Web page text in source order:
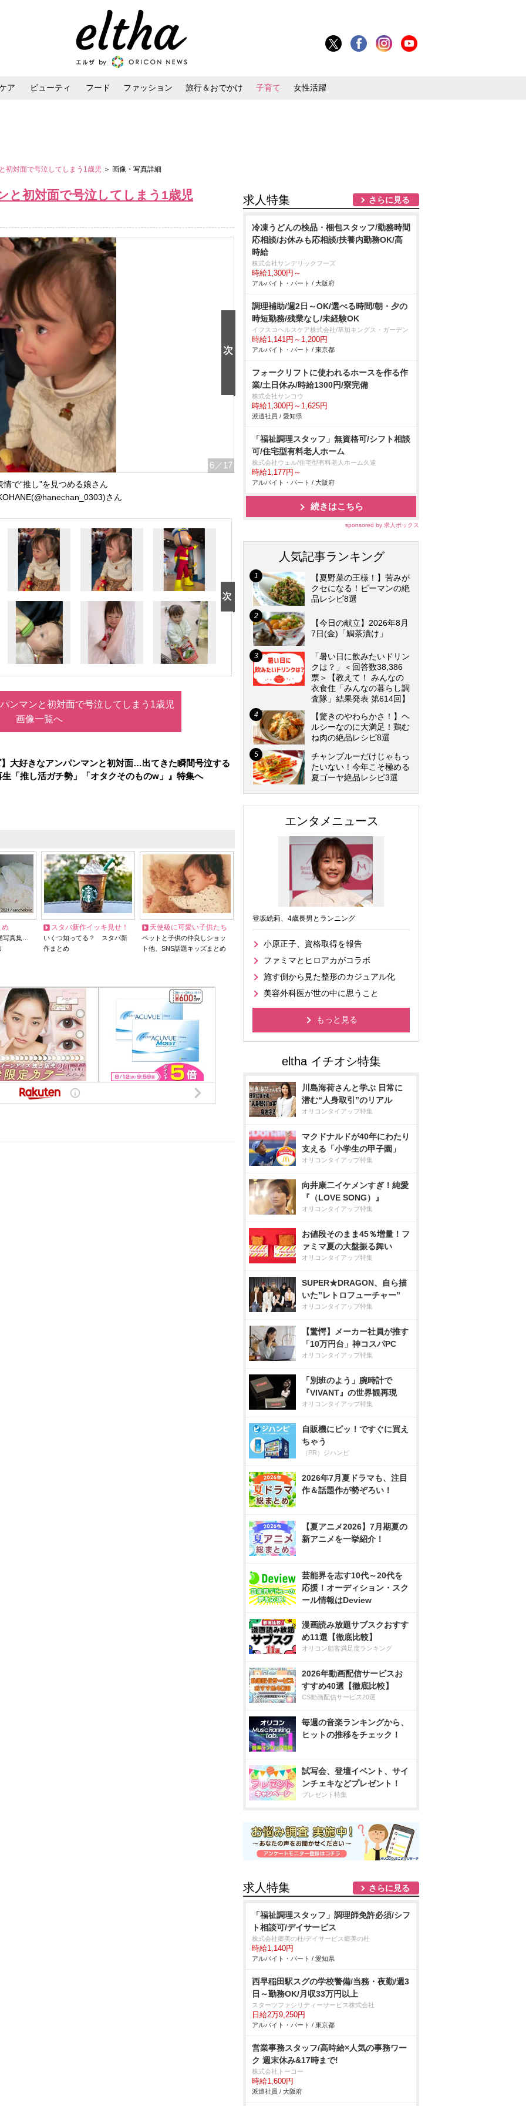
ア ビューティ フード ファッション 旅行＆おでかけ 子育て 女性活躍
初対面で号泣してしまう1歳児 ＞ 画像・写真詳細
と初対面で号泣してしまう1歳児
6 ／17
情で“推し”を見つめる娘さん
さん
ンマンと初対面で号泣してしまう1歳児
画像一覧へ
大好きなアンパンマンと初対面…出てきた瞬間号泣する
「推し活ガチ勢」「オタクそのものw」』特集へ
め
写真集…
スタバ新作イッキ見せ！
いくつ知ってる？ スタバ新
作まとめ
天使級に可愛い子供たち
ペットと子供の仲良しショッ
ト他、SNS話題キッズまとめ
求人特集 さらに見る
冷凍うどんの検品・梱包スタッフ/勤務時間
応相談/お休みも応相談/扶養内勤務OK/高
時給
株式会社サンデリックフーズ
時給1,300円～
アルバイト・パート / 大阪府
調理補助/週2日～OK/選べる時間/朝・夕の
時短勤務/残業なし/未経験OK
イフスコヘルスケア株式会社/草加キングス・ガーデン
時給1,141円～1,200円
アルバイト・パート / 東京都
フォークリフトに使われるホースを作る作
業/土日休み/時給1300円/寮完備
株式会社サンコウ
時給1,300円～1,625円
派遣社員 / 愛知県
「福祉調理スタッフ」無資格可/シフト相談
可/住宅型有料老人ホーム
株式会社ウェル/住宅型有料老人ホーム久遠
時給1,177円～
アルバイト・パート / 大阪府
続きはこちら
sponsored by 求人ボックス
人気記事ランキング
【夏野菜の王様！】苦みが
クセになる！ピーマンの絶
品レシピ8選
【今日の献立】2026年8月
7日(金)「鯛茶漬け」
「暑い日に飲みたいドリン
クは？」＜回答数38,386
票＞【教えて！ みんなの
衣食住「みんなの暮らし調
査隊」結果発表 第614回】
【驚きのやわらかさ！】ヘ
ルシーなのに大満足！鶏む
ね肉の絶品レシピ8選
チャンプルーだけじゃもっ
たいない！今年こそ極める
夏ゴーヤ絶品レシピ3選
エンタメニュース
登坂絵莉、4歳長男とランニング
小原正子、資格取得を報告
ファミマとヒロアカがコラボ
施す側から見た整形のカジュアル化
美容外科医が世の中に思うこと
もっと見る
川島海荷さんと学ぶ 日常に
潜む“人身取引”のリアル
オリコンタイアップ特集
マクドナルドが40年にわたり
支える「小学生の甲子園」
オリコンタイアップ特集
向井康二イケメンすぎ！純愛
『（LOVE SONG）』
オリコンタイアップ特集
お値段そのまま45％増量！フ
ァミマ夏の大盤振る舞い
オリコンタイアップ特集
SUPER★DRAGON、自ら描
いた”レトロフューチャー”
オリコンタイアップ特集
【驚愕】メーカー社員が推す
「10万円台」神コスパPC
オリコンタイアップ特集
「別班のよう」腕時計で
『VIVANT』の世界観再現
オリコンタイアップ特集
自販機にピッ！ですぐに買え
ちゃう
（PR）ジハンピ
2026年7月夏ドラマも、注目
作＆話題作が勢ぞろい！
【夏アニメ2026】7月期夏の
新アニメを一挙紹介！
芸能界を志す10代～20代を
応援！オーディション・スク
ール情報はDeview
漫画読み放題サブスクおすす
め11選【徹底比較】
オリコン顧客満足度ランキング
2026年動画配信サービスお
すすめ40選【徹底比較】
CS動画配信サービス20選
毎週の音楽ランキングから、
ヒットの推移をチェック！
試写会、登壇イベント、サイ
ンチェキなどプレゼント！
プレゼント特集
求人特集 さらに見る
「福祉調理スタッフ」調理師免許必須/シフ
ト相談可/デイサービス
株式会社郷美の杜/デイサービス郷美の杜
時給1,140円
アルバイト・パート / 愛知県
西早稲田駅スグの学校警備/当務・夜勤/週3
日～勤務OK/月収33万円以上
スターツファシリティーサービス株式会社
日給2万9,250円
アルバイト・パート / 東京都
営業事務スタッフ/高時給×人気の事務ワー
ク 週末休み&17時まで!
株式会社トーコー
時給1,600円
派遣社員 / 大阪府